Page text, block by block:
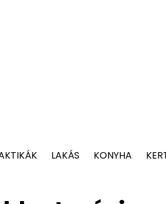
LAKÁS KONYHA